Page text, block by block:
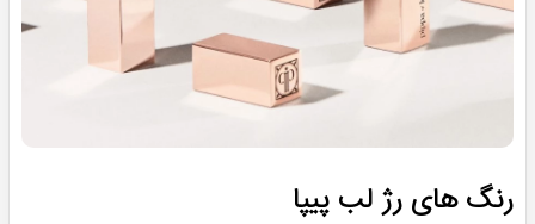
رنگ های رژ لب پیپا